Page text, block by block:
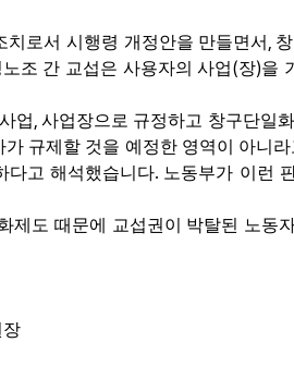
치로서 시행령 개정안을 만들면서 ,
조 간 교섭은 사용자의 사업(장)을
업, 사업장으로 규정하고 창구단일
규제할 것을 예정한 영역이 아니라
다고 해석했습니다. 노동부가 이런
제도 때문에 교섭권이 박탈된 노동
장